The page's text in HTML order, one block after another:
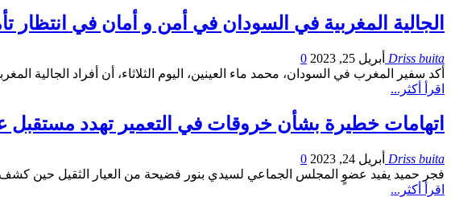
الجالية المغربية في السودان في أمن و أمان في انتظار
Driss buita أبريل 25, 2023
0
أكد سفير المغرب في السودان، محمد ماء العينين، اليوم الثلاثاء، أن أفراد
اقرأ أكثر...
اتهامات خطيرة بشأن خروقات في التعمير تهدد مستقبل
Driss buita أبريل 24, 2023
0
فجر حميد يفيد عضوٍ المجلس الجماعي لسيدي بنور فضيحة من العيار الثقيل حين
اقرأ أكثر...